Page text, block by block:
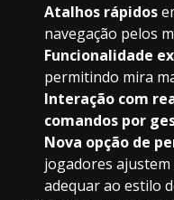
Atalhos rápidos
navegação pelos
Funcionalidade
permitindo mira
Interação com
comandos por
Nova opção de
jogadores
adequar ao estilo